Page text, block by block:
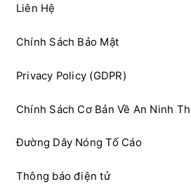
Liên Hệ
Chính Sách Bảo Mật
Privacy Policy (GDPR)
Chính Sách Cơ Bản Về An Ninh
Đường Dây Nóng Tố Cáo
Thông báo điện tử